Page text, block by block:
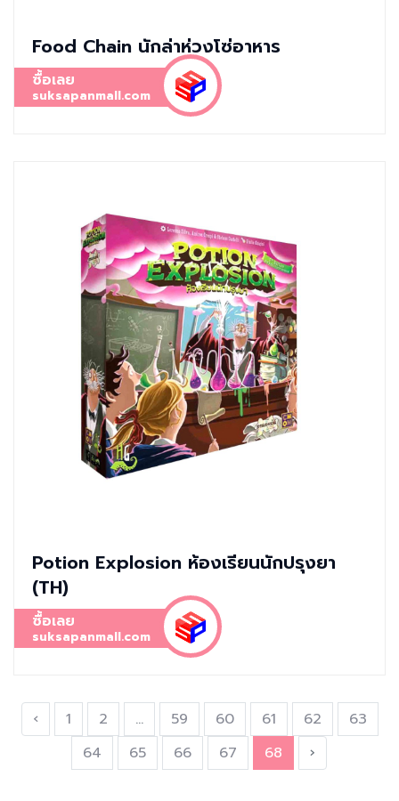
Food Chain นักล่าห่วงโซ่อาหาร
ซื้อเลย
suksapanmall.com
Potion Explosion ห้องเรียนนักปรุงยา
(TH)
ซื้อเลย
suksapanmall.com
‹ 1 2 ... 59 60 61 62
63
64
65 66 67 68 ›